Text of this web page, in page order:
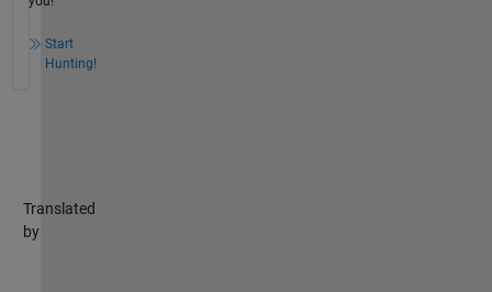
Start
Hunting!
Translated
by